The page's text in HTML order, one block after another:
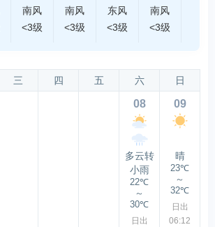
南风
<3级
南风
<3级
东风
<3级
南风
<3级
三 四 五 六 日
08
多云转
小雨
22℃
～
30℃
日出
09
晴
23℃
～
32℃
日出
06:12